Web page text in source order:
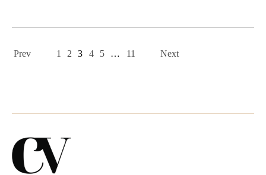
Prev 1 2 3 4 5 … 11 Next